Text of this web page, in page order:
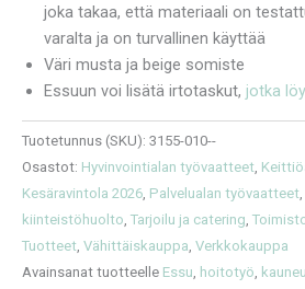
joka takaa, että materiaali on
varalta ja on turvallinen käyttää
Väri musta ja beige somiste
Essuun voi lisätä irtotaskut, jotka
Tuotetunnus (SKU): 3155-010--
Osastot: Hyvinvointialan työvaatteet,
Kesäravintola 2026, Palvelualan työvaatteet,
kiinteistöhuolto, Tarjoilu ja catering,
Tuotteet, Vähittäiskauppa, Verkkokauppa
Avainsanat tuotteelle Essu, hoitotyö,